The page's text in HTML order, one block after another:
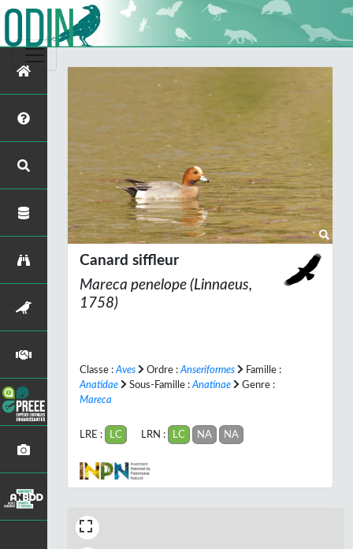
Canard siffleur
Mareca penelope (Linnaeus,
1758)
Classe : Aves Ordre : Anseriformes
Famille :
Anatidae
Sous-Famille : Anatinae
Genre :
Mareca
LRE : LC LRN : LC NA NA